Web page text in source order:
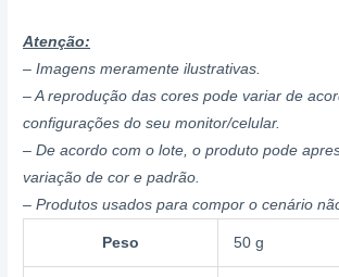
Atenção:
– Imagens meramente ilustrativas.
– A reprodução das cores pode variar de
configurações do seu monitor/celular.
– De acordo com o lote, o produto pode
variação de cor e padrão.
– Produtos usados para compor o cenário
Peso 50 g